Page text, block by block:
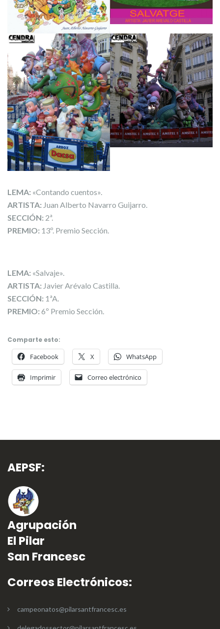
LEMA: «Contando cuentos».
ARTISTA: Juan Alberto Navarro Guijarro.
SECCIÓN: 2ª.
PREMIO: 13º. Premio Sección.
LEMA: «Salvaje».
ARTISTA: Javier Arévalo Castilla.
SECCIÓN: 1ªA.
PREMIO: 6º Premio Sección.
Comparte esto:
Facebook X WhatsApp
Imprimir Correo electrónico
AEPSF:
Agrupación
El Pilar
San Francesc
Correos Electrónicos:
campeonatos@pilarsantfrancesc.es